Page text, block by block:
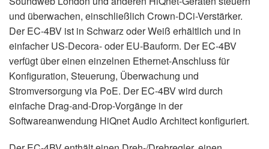
und überwachen, einschließlich Crown-DCi-Verstärker.
Der EC-4BV ist in Schwarz oder Weiß erhältlich und in
einfacher US-Decora- oder EU-Bauform. Der EC-4BV
verfügt über einen einzelnen Ethernet-Anschluss für
Konfiguration, Steuerung, Überwachung und
Stromversorgung via PoE. Der EC-4BV wird durch
einfache Drag-and-Drop-Vorgänge in der
Softwareanwendung HiQnet Audio Architect konfiguriert.